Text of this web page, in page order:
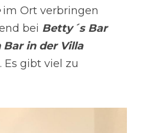
im Ort verbringen
bei Betty´s Bar
Bar in der Villa
gibt viel zu